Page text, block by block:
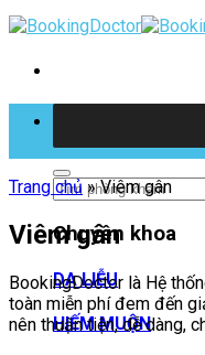
Skip
to
Chuyên khoa
DA LIỄU
HIẾM MUỘN
Trang chủ »Viêm gân
Viêm gân
BookingDoctor là Hệ
toàn miễn phí đem đến
nên thuận tiện, dễ dàng,